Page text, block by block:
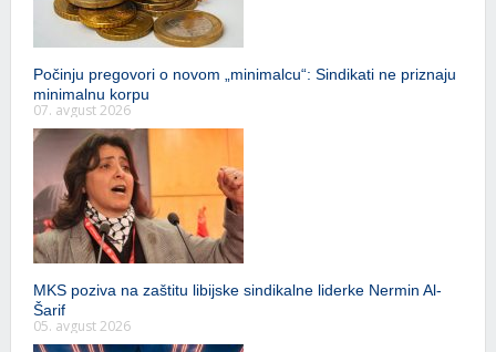
Počinju pregovori o novom „minimalcu“: Sindikati ne priznaju
minimalnu korpu
07. avgust 2026
MKS poziva na zaštitu libijske sindikalne liderke Nermin Al-
Šarif
05. avgust 2026